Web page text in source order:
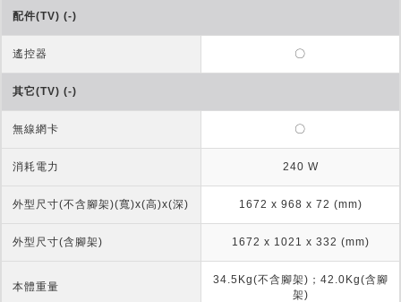
配件(TV) (-)
遙控器 〇
其它(TV) (-)
無線網卡 〇
消耗電力 240 W
外型尺寸(不含腳架)(寬)x(高)x(深) 1672 x 968 x 72 (mm)
外型尺寸(含腳架) 1672 x 1021 x 332 (mm)
本體重量
34.5Kg(不含腳架)；42.0Kg(含腳
架)